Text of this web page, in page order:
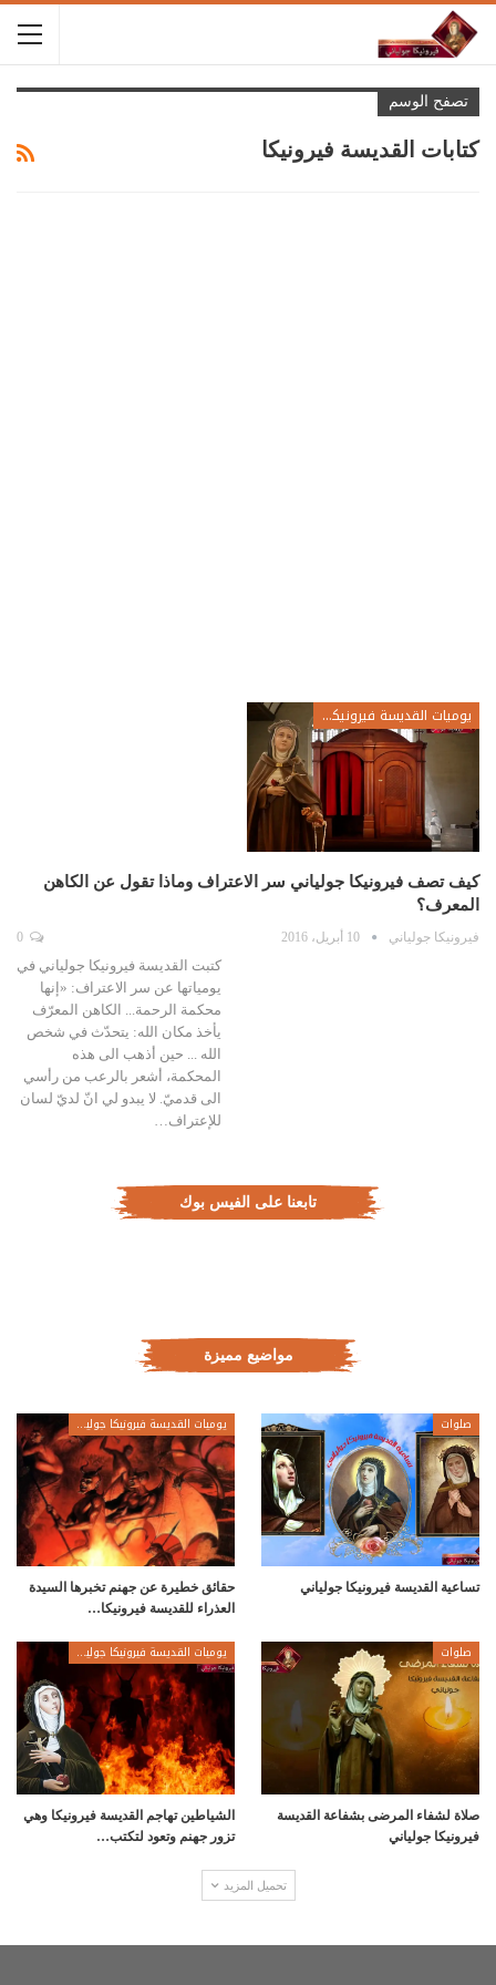
تصفح الوسم
كتابات القديسة فيرونيكا
يوميات القديسة فيرونيكا جولياني
كيف تصف فيرونيكا جولياني سر الاعتراف وماذا تقول عن الكاهن
المعرف؟
فيرونيكا جولياني 10 أبريل، 2016
كتبت القديسة فيرونيكا جولياني في
يومياتها عن سر الاعتراف: «إنها
محكمة الرحمة... الكاهن المعرّف
يأخذ مكان الله: يتحدّث في شخص
الله ... حين أذهب الى هذه
المحكمة، أشعر بالرعب من رأسي
الى قدميّ. لا يبدو لي انّ لديّ لسان
للإعتراف…
تابعنا على الفيس بوك
مواضيع مميزة
صلوات
تساعية القديسة فيرونيكا جولياني
يوميات القديسة فيرونيكا جولياني
حقائق خطيرة عن جهنم تخبرها السيدة
العذراء للقديسة فيرونيكا…
صلوات
صلاة لشفاء المرضى بشفاعة القديسة
فيرونيكا جولياني
يوميات القديسة فيرونيكا جولياني
الشياطين تهاجم القديسة فيرونيكا وهي
تزور جهنم وتعود لتكتب…
تحميل المزيد